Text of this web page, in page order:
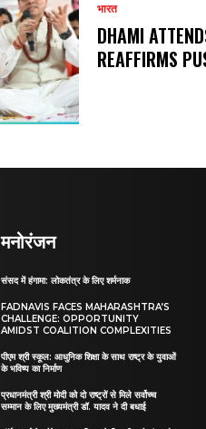
भारत
DHAMI
REAFFIRMS
मनोरंजन
संसद में हंगामा: लोकतंत्र के लिए शर्मनाक
FADNAVIS FACES MAHARASHTRA’S
CHALLENGE: OPPORTUNITY
AMIDST COALITION COMPLEXITIES
पीएम श्री स्कूल: आधुनिक शिक्षा के साथ राष्ट्र के युवाओं
के भविष्य का निर्माण
प्रधानमंत्री श्री मोदी को दो राष्ट्रों से मिले सर्वोच्च
सम्मान के लिए मुख्यमंत्री डॉ. यादव ने दी बधाई